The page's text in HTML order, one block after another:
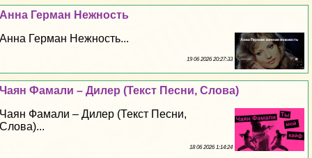
Анна Герман Нежность
Анна Герман Нежность...
19 06 2026 20:27:33
Чаян Фамали – Дилер (Текст Песни, Слова)
Чаян Фамали – Дилер (Текст Песни,
Слова)...
18 06 2026 1:14:24